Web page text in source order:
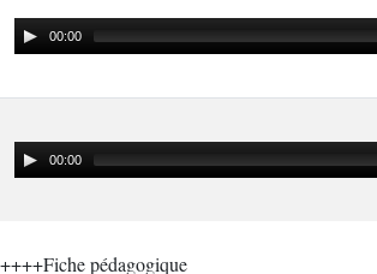
00:00
00:00
++++Fiche pédagogique